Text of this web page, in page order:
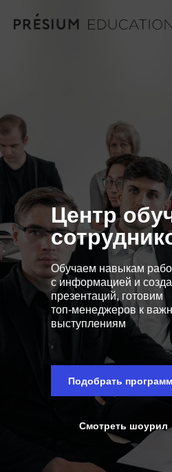
Подобрать
Обучаем навыкам
с информацией и
презентаций, готовим
топ-менеджеров к
выступлениям
Центр
Смотреть шоурил